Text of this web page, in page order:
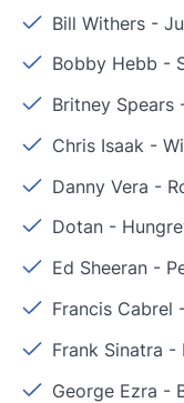
Bill Withers -
Bobby Hebb -
Britney Spears
Chris Isaak -
Danny Vera -
Dotan -
Ed Sheeran -
Francis Cabrel
Frank Sinatra -
George Ezra -